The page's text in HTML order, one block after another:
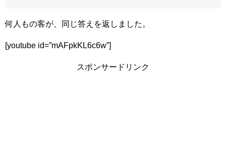
何人もの客が、同じ答えを返しました。
[youtube id=”mAFpkKL6c6w”]
スポンサードリンク